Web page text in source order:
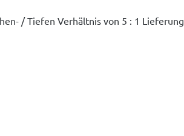
/ Tiefen Verhältnis von 5 : 1 Lieferung